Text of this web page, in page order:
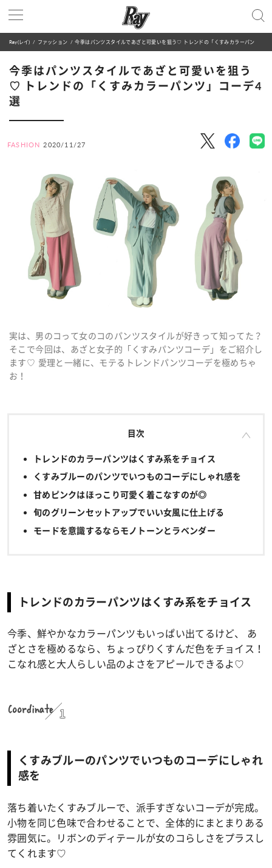
Ray(レイ) ファッション 今季はパンツスタイルであざと可愛いを狙う♡ トレンドの「くすみカラーパンツ」コーデ4選
今季はパンツスタイルであざと可愛いを狙う
♡ トレンドの「くすみカラーパンツ」コーデ4
選
FASHION 2020/11/27
実は、男のコって女のコのパンツスタイルが好きって知ってた？
そこで今回は、あざと女子的「くすみパンツコーデ」をご紹介し
ます♡ 愛理と一緒に、モテるトレンドパンツコーデを極めちゃ
お！
目次
トレンドのカラーパンツはくすみ系をチョイス
くすみブルーのパンツでいつものコーデにしゃれ感を
甘めピンクはほっこり可愛く着こなすのが◎
旬のグリーンセットアップでいい女風に仕上げる
モードを意識するならモノトーンとラベンダー
トレンドのカラーパンツはくすみ系をチョイス
今季、鮮やかなカラーパンツもいっぱい出てるけど、 あ
ざとさを極めるなら、ちょっぴりくすんだ色をチョイス！
こなれ感と大人らしい品のよさをアピールできるよ♡
Coordinate 1
くすみブルーのパンツでいつものコーデにしゃれ
感を
落ち着いたくすみブルーで、派手すぎないコーデが完成。
小物を同じ色味で合わせることで、全体的にまとまりある
雰囲気に。リボンのディテールが女のコらしさをプラスし
てくれます♡